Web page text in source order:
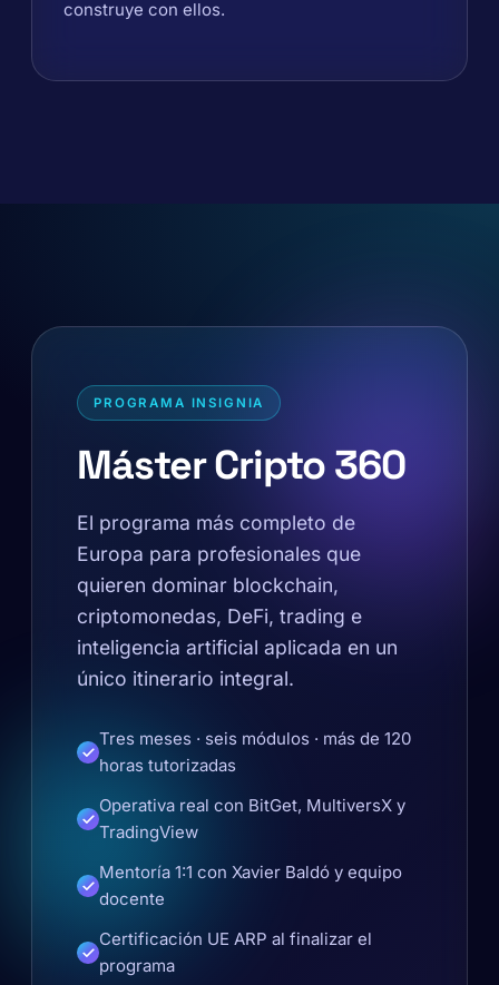
construye con ellos.
PROGRAMA INSIGNIA
Máster Cripto 360
El programa más completo de
Europa para profesionales que
quieren dominar blockchain,
criptomonedas, DeFi, trading e
inteligencia artificial aplicada en un
único itinerario integral.
Tres meses · seis módulos · más de 120
horas tutorizadas
Operativa real con BitGet, MultiversX y
TradingView
Mentoría 1:1 con Xavier Baldó y equipo
docente
Certificación UE ARP al finalizar el
programa